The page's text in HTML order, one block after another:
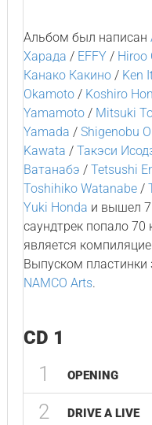
Альбом был написан
Харада / EFFY / Hiroo
Канако Какино/ Ken
Okamoto/ Koshiro
Yamamoto/ Mitsuki
Yamada / Shigenobu
Kawata / Такэси
Ватанабэ / Tetsushi
Toshihiko Watanabe/
Yuki Honda и вышел 7
саундтрек попало
является
Выпуском пластинки
NAMCO Arts.
CD 1
1 OPENING
2 DRIVE A LIVE